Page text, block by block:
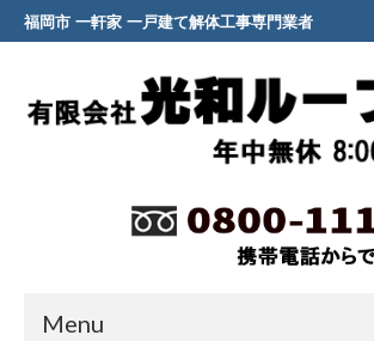
福岡市 一軒家 一戸建て解体工事専門業者
Menu